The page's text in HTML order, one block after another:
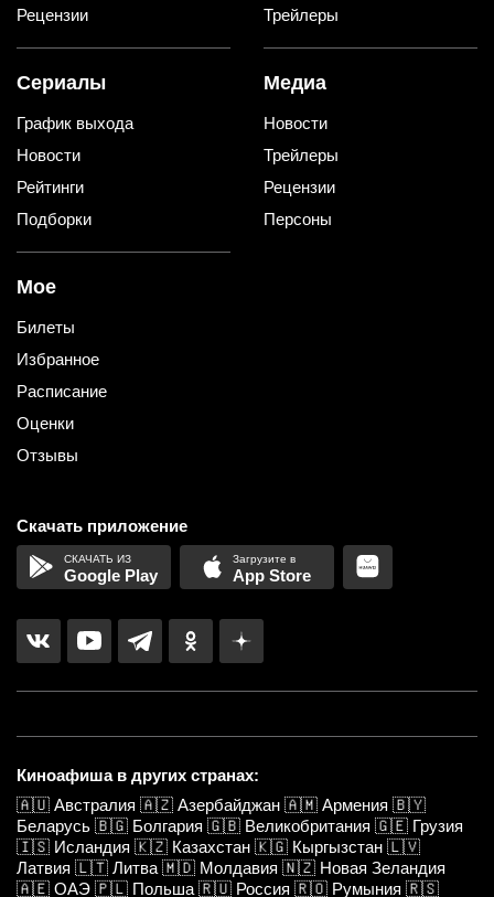
Рецензии
Трейлеры
Сериалы
График выхода
Новости
Рейтинги
Подборки
Медиа
Новости
Трейлеры
Рецензии
Персоны
Мое
Билеты
Избранное
Расписание
Оценки
Отзывы
Скачать приложение
Google Play App Store
Киноафиша в других странах:
🇦🇺 Австралия 🇦🇿 Азербайджан 🇦🇲 Армения 🇧🇾
Беларусь 🇧🇬 Болгария 🇬🇧 Великобритания 🇬🇪 Грузия
🇮🇸 Исландия 🇰🇿 Казахстан 🇰🇬 Кыргызстан 🇱🇻
Латвия 🇱🇹 Литва 🇲🇩 Молдавия 🇳🇿 Новая Зеландия
🇦🇪 ОАЭ 🇵🇱 Польша 🇷🇺 Россия 🇷🇴 Румыния 🇷🇸